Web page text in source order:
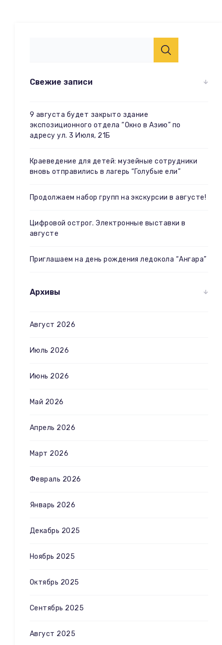
Свежие записи
9 августа будет закрыто здание
экспозиционного отдела “Окно в Азию” по
адресу ул. 3 Июля, 21Б
Краеведение для детей: музейные сотрудники
вновь отправились в лагерь “Голубые ели”
Продолжаем набор групп на экскурсии в августе!
Цифровой острог. Электронные выставки в
августе
Приглашаем на день рождения ледокола “Ангара”
Архивы
Август 2026
Июль 2026
Июнь 2026
Май 2026
Апрель 2026
Март 2026
Февраль 2026
Январь 2026
Декабрь 2025
Ноябрь 2025
Октябрь 2025
Сентябрь 2025
Август 2025